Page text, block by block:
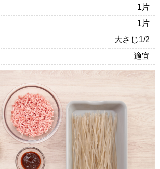
1片
1片
大さじ1/2
適宜